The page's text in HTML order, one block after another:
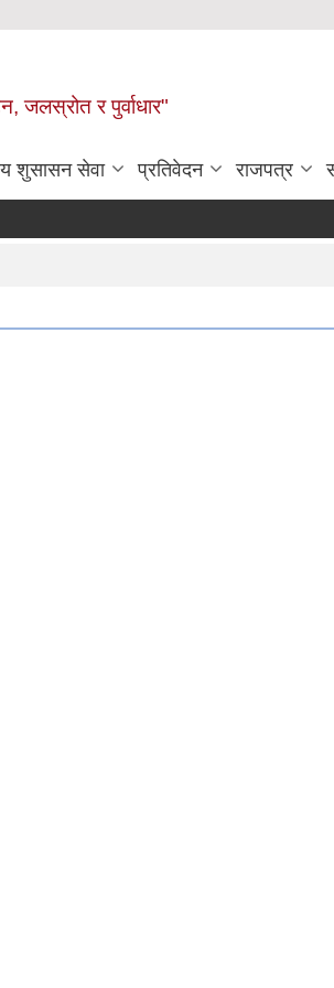
जलस्रोत र पुर्वाधार"
शुसासन सेवा प्रतिवेदन राजपत्र